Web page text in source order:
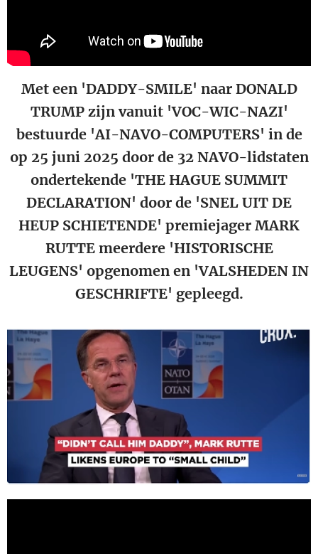
Met een 'DADDY-SMILE' naar DONALD
TRUMP zijn vanuit 'VOC-WIC-NAZI'
bestuurde 'AI-NAVO-COMPUTERS' in de
op 25 juni 2025 door de 32 NAVO-lidstaten
ondertekende 'THE HAGUE SUMMIT
DECLARATION' door de 'SNEL UIT DE
HEUP SCHIETENDE' premiejager MARK
RUTTE meerdere 'HISTORISCHE
LEUGENS' opgenomen en 'VALSHEDEN IN
GESCHRIFTE' gepleegd.